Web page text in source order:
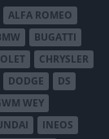
ALFA ROMEO
BUGATTI
CHRYSLER
DODGE
DS
WEY
INEOS